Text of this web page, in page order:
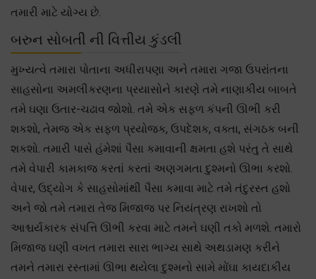
તમારી માટે યોગ્ય છે.
બરુન સોબતી ની વિત્તીય કુંડલી
મુખ્યત્વે તમારા પોતાના અધીરાપણા અને તમારા ગજા ઉપરાંતના
સાહસોના અમલીકરણના પ્રયાસોને કારણે તમે નાણાકીય બાબતે
તમે ઘણા ઉતાર-ચઢાવ જોશો. તમે એક સફળ કંપની ઊભી કરી
શકશો, તેમજ એક સફળ પ્રયોજક, ઉપદેશક, વક્તા, સંગઠક બની
શકશો. તમારી પાસે હંમેશાં પૈસા કમાવાની ક્ષમતા હશે પરંતુ તે સાથે
તમે વેપારી કામકાજ કરતાં કરતાં અણગમતા દુશ્મનો ઊભા કરશો.
વેપાર, ઉદ્યોગ કે સાહસોમાંથી પૈસા કમાવા માટે તમે તંદુરસ્ત હશો
અને જો તમે તમારા તેજ મિજાજ પર નિયંત્રણ રાખશો તો
આશ્ચર્યકારક સંપત્તિ ઊભી કરવા માટે તમને ઘણી તકો મળશે. તમારો
મિજાજ ઘણી વખત તમારા સારા ભાગ્ય સાથે અથડામણ કરીને
તમને તમારા રસ્તામાં ઊભા થયેલા દુશ્મનો સામે મોંઘા કાયદાકીય